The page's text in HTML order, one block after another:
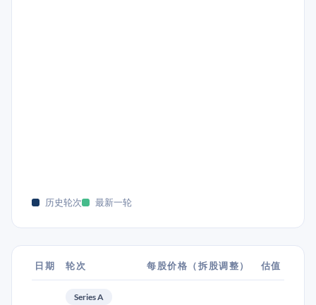
历史轮次 最新一轮
日期 轮次 每股价格（拆股调整） 估值
Series A